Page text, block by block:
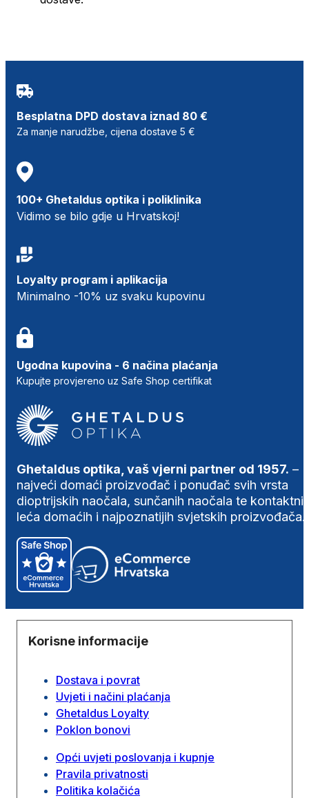
Besplatna DPD dostava iznad 80 €
Za manje narudžbe, cijena dostave 5 €
100+ Ghetaldus optika i poliklinika
Vidimo se bilo gdje u Hrvatskoj!
Loyalty program i aplikacija
Minimalno -10% uz svaku kupovinu
Ugodna kupovina - 6 načina plaćanja
Kupujte provjereno uz Safe Shop certifikat
Ghetaldus optika, vaš vjerni partner od 1957. –
najveći domaći proizvođač i ponuđač svih vrsta
dioptrijskih naočala, sunčanih naočala te
leća domaćih i najpoznatijih svjetskih proizvođača.
Korisne informacije
Dostava i povrat
Uvjeti i načini plaćanja
Ghetaldus Loyalty
Poklon bonovi
Opći uvjeti poslovanja i kupnje
Pravila privatnosti
Politika kolačića